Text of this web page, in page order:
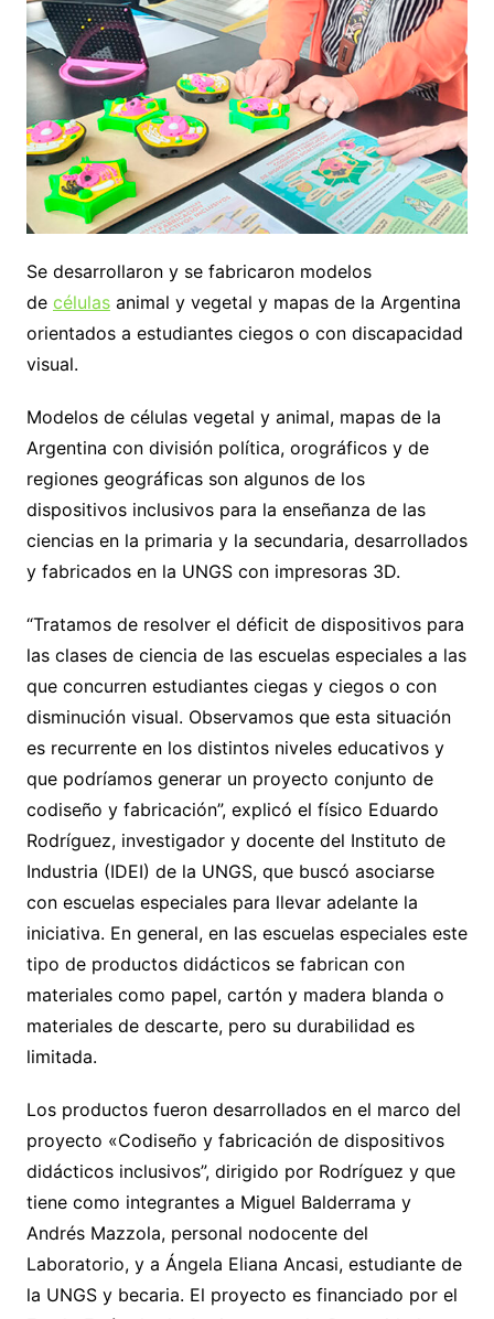
Se desarrollaron y se fabricaron modelos
de célulasanimal y vegetal y mapas de la Argentina
orientados a estudiantes ciegos o con discapacidad
visual.
Modelos de células vegetal y animal, mapas de la
Argentina con división política, orográficos y de
regiones geográficas son algunos de los
dispositivos inclusivos para la enseñanza de las
ciencias en la primaria y la secundaria, desarrollados
y fabricados en la UNGS con impresoras 3D.
“Tratamos de resolver el déficit de dispositivos para
las clases de ciencia de las escuelas especiales a las
que concurren estudiantes ciegas y ciegos o con
disminución visual. Observamos que esta situación
es recurrente en los distintos niveles educativos y
que podríamos generar un proyecto conjunto de
codiseño y fabricación”, explicó el físico Eduardo
Rodríguez, investigador y docente del Instituto de
Industria (IDEI) de la UNGS, que buscó asociarse
con escuelas especiales para llevar adelante la
iniciativa. En general, en las escuelas especiales este
tipo de productos didácticos se fabrican con
materiales como papel, cartón y madera blanda o
materiales de descarte, pero su durabilidad es
limitada.
Los productos fueron desarrollados en el marco del
proyecto «Codiseño y fabricación de dispositivos
didácticos inclusivos”, dirigido por Rodríguez y que
tiene como integrantes a Miguel Balderrama y
Andrés Mazzola, personal nodocente del
Laboratorio, y a Ángela Eliana Ancasi, estudiante de
la UNGS y becaria. El proyecto es financiado por el